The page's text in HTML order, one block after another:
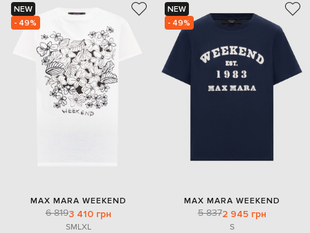
NEW
- 49%
MAX MARA WEEKEND
6 8193 410 грн
SMLXL
NEW
- 49%
MAX MARA WEEKEND
5 8372 945 грн
S